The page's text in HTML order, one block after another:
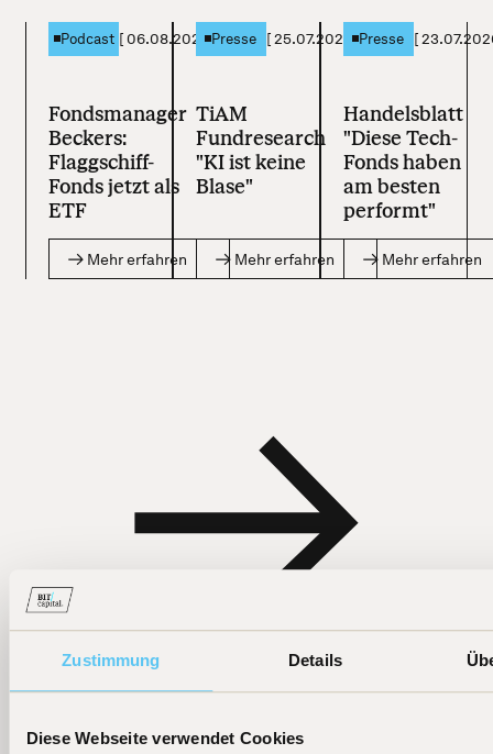
Zustimmung Details
Diese Webseite verwendet Cookies
Podcast [06.08.2026]
Fondsmanager
Beckers:
Flaggschiff-
Fonds jetzt als
ETF
Mehr erfahren
Presse [25.07.2026 ]
TiAM
Fundresearch
"KI ist keine
Blase"
Mehr erfahren
Presse [
Handelsblatt
"Diese Tech-
Fonds haben
am besten
performt"
Mehr erfahren